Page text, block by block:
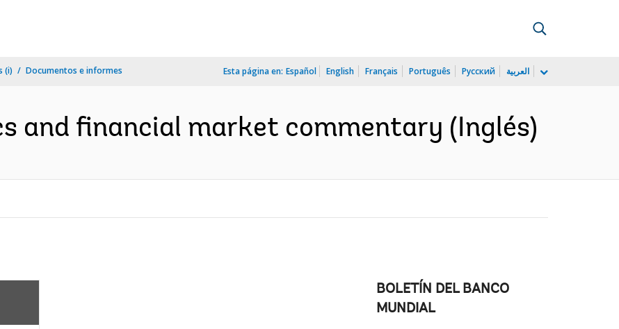
(i) Documentos e informes Esta página en: Español English Français Português Русский العربية
and financial market commentary (Inglés)
BOLETÍN DEL BANCO
MUNDIAL